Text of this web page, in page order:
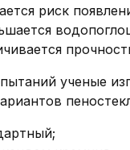
риск
ученые